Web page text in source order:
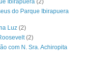
Ibirapuera (2)
do Parque Ibirapuera
Luz (2)
(2)
com N. Sra. Achiropita